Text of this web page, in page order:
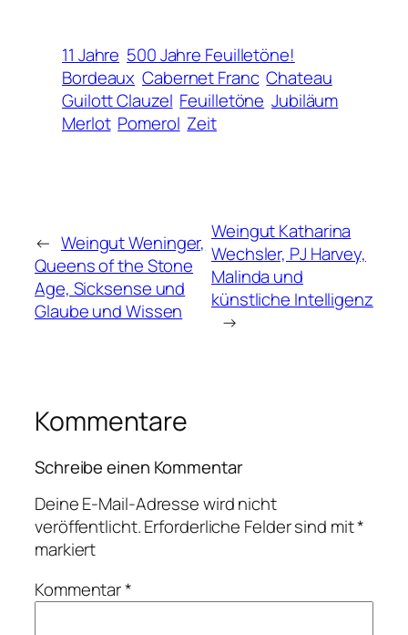
11 Jahre 500 Jahre Feuilletöne!
Bordeaux Cabernet Franc Chateau
Guilott Clauzel Feuilletöne Jubiläum
Merlot Pomerol Zeit
← Weingut Weninger,
Queens of the Stone
Age, Sicksense und
Glaube und Wissen
Weingut Katharina
Wechsler, PJ Harvey,
Malinda und
künstliche Intelligenz
→
Kommentare
Schreibe einen Kommentar
Deine E-Mail-Adresse wird nicht
veröffentlicht.Erforderliche Felder sind mit*
markiert
Kommentar*